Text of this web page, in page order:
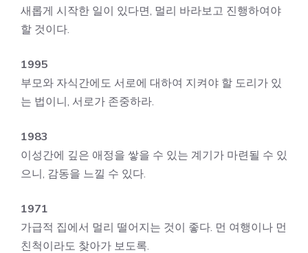
새롭게 시작한 일이 있다면, 멀리 바라보고 진행하여야
할 것이다.
1995
부모와 자식간에도 서로에 대하여 지켜야 할 도리가 있
는 법이니, 서로가 존중하라.
1983
이성간에 깊은 애정을 쌓을 수 있는 계기가 마련될 수 있
으니, 감동을 느낄 수 있다.
1971
가급적 집에서 멀리 떨어지는 것이 좋다. 먼 여행이나 먼
친척이라도 찾아가 보도록.